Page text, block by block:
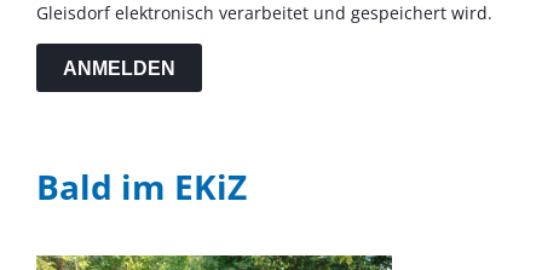
Gleisdorf elektronisch verarbeitet und gespeichert wird.
ANMELDEN
Bald im EKiZ